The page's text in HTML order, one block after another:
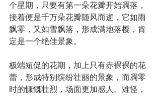
个星期，只要有第一朵花瓣开始凋落，
接着便是千万朵花瓣随风而逝，它如雨
飘零，又如雪飘落，形成满地落樱，肯
定是一个绝佳景象。
极端短促的花期，加上只有赤裸裸的花
蕾，形成特别缤纷壮丽的景象，而凋零
时的慷慨壮烈，场面更加感人。难怪，